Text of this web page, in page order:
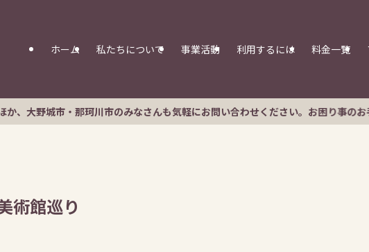
ホーム 私たちについて 事業活動 利用するには 料金一覧
のみなさんも気軽にお問い合わせください。お困り事のお手伝いにうかがいます！
術館巡り